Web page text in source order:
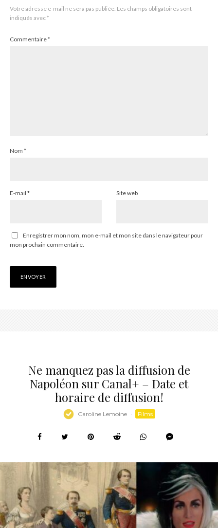
Votre adresse e-mail ne sera pas publiée. Les champs obligatoires sont
indiqués avec*
Commentaire*
Nom *
E-mail * Site web
Enregistrer mon nom, mon e-mail et mon site dans le navigateur pour
mon prochain commentaire.
Ne manquez pas la diffusion de
Napoléon sur Canal+ – Date et
horaire de diffusion!
Caroline Lemoine · Films